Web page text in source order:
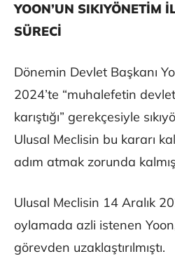
YOON’UN SIKIYÖNETİM
SÜRECİ
Dönemin Devlet Başkanı
2024’te “muhalefetin
karıştığı” gerekçesiyle
Ulusal Meclisin bu kararı
adım atmak zorunda
Ulusal Meclisin 14 Aralık
oylamada azli istenen
görevden uzaklaştırılmıştı.